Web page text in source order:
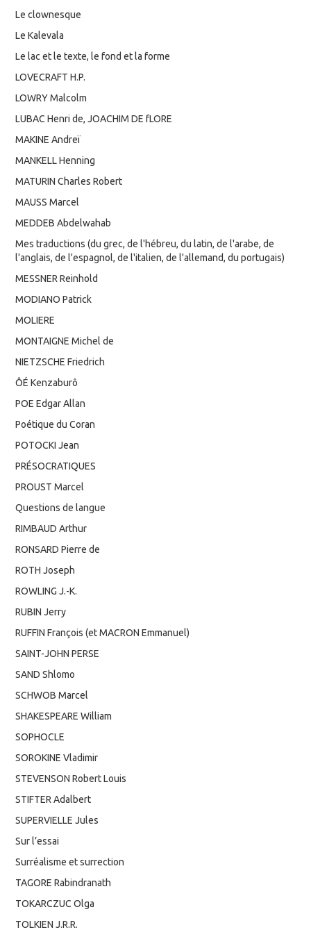
Le clownesque
Le Kalevala
Le lac et le texte, le fond et la forme
LOVECRAFT H.P.
LOWRY Malcolm
LUBAC Henri de, JOACHIM DE fLORE
MAKINE Andreï
MANKELL Henning
MATURIN Charles Robert
MAUSS Marcel
MEDDEB Abdelwahab
Mes traductions (du grec, de l'hébreu, du latin, de l'arabe, de
l'anglais, de l'espagnol, de l'italien, de l'allemand, du portugais)
MESSNER Reinhold
MODIANO Patrick
MOLIERE
MONTAIGNE Michel de
NIETZSCHE Friedrich
ÔÉ Kenzaburô
POE Edgar Allan
Poétique du Coran
POTOCKI Jean
PRÉSOCRATIQUES
PROUST Marcel
Questions de langue
RIMBAUD Arthur
RONSARD Pierre de
ROTH Joseph
ROWLING J.-K.
RUBIN Jerry
RUFFIN François (et MACRON Emmanuel)
SAINT-JOHN PERSE
SAND Shlomo
SCHWOB Marcel
SHAKESPEARE William
SOPHOCLE
SOROKINE Vladimir
STEVENSON Robert Louis
STIFTER Adalbert
SUPERVIELLE Jules
Sur l’essai
Surréalisme et surrection
TAGORE Rabindranath
TOKARCZUC Olga
TOLKIEN J.R.R.